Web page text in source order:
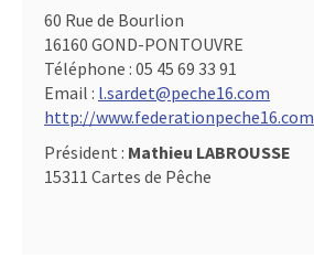
60 Rue de Bourlion
16160 GOND-PONTOUVRE
Téléphone : 05 45 69 33 91
Email : l.sardet@peche16.com
http://www.federationpeche16.com
Président : Mathieu LABROUSSE
15311 Cartes de Pêche